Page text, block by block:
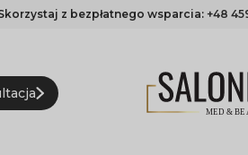
z bezpłatnego wsparcia: +48